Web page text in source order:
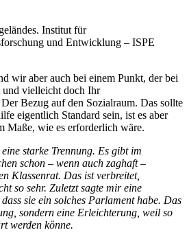
Institut für
und Entwicklung – ISPE
wir aber auch bei einem Punkt, der bei
und vielleicht doch Ihr
Bezug auf den Sozialraum. Das sollte
eigentlich Standard sein, ist es aber
Maße, wie es erforderlich wäre.
starke Trennung. Es gibt im
schon – wenn auch zaghaft –
Klassenrat. Das ist verbreitet,
so sehr. Zuletzt sagte mir eine
sie ein solches Parlament habe. Das
sondern eine Erleichterung, weil so
werden könne.